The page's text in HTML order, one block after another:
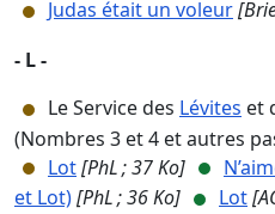
Judas était un voleur
- L -
Le Service des Lévites et
(Nombres 3 et 4 et autres
Lot[PhL ; 37 Ko]
et Lot)[PhL ; 36 Ko] Lot